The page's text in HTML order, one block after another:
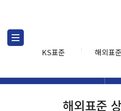
KS표준 해외표준
해외표준